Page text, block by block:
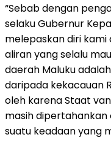
“Sebab dengan
selaku Gubernur
melepaskan diri kami
aliran yang selalu
daerah Maluku
daripada kekacauan
oleh karena Staat
masih dipertahankan
suatu keadaan yang